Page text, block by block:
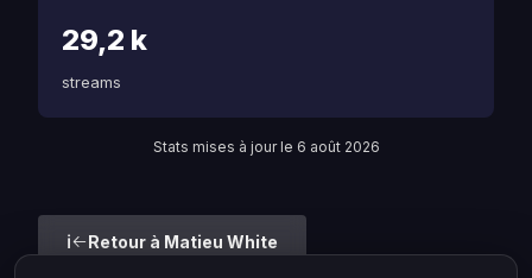
29,2 k
streams
Stats mises à jour le 6 août 2026
Retour à Matieu White